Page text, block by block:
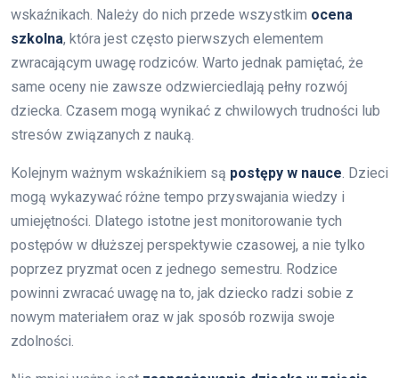
wskaźnikach. Należy do nich przede wszystkim ocena
szkolna, która jest często pierwszych elementem
zwracającym uwagę rodziców. Warto jednak pamiętać, że
same oceny nie zawsze odzwierciedlają pełny rozwój
dziecka. Czasem mogą wynikać z chwilowych trudności lub
stresów związanych z nauką.
Kolejnym ważnym wskaźnikiem są postępy w nauce . Dzieci
mogą wykazywać różne tempo przyswajania wiedzy i
umiejętności. Dlatego istotne jest monitorowanie tych
postępów w dłuższej perspektywie czasowej, a nie tylko
poprzez pryzmat ocen z jednego semestru. Rodzice
powinni zwracać uwagę na to, jak dziecko radzi sobie z
nowym materiałem oraz w jak sposób rozwija swoje
zdolności.